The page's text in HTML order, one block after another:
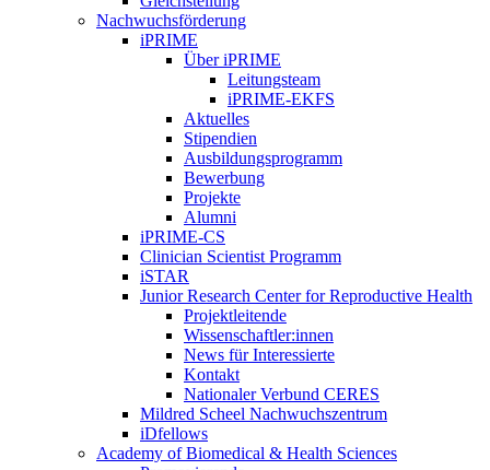
Nachwuchsförderung
iPRIME
Über iPRIME
Leitungsteam
iPRIME-EKFS
Aktuelles
Stipendien
Ausbildungsprogramm
Bewerbung
Projekte
Alumni
iPRIME-CS
Clinician Scientist Programm
iSTAR
Junior Research Center for Reproductive Health
Projektleitende
Wissenschaftler:innen
News für Interessierte
Kontakt
Nationaler Verbund CERES
Mildred Scheel Nachwuchszentrum
iDfellows
Academy of Biomedical & Health Sciences